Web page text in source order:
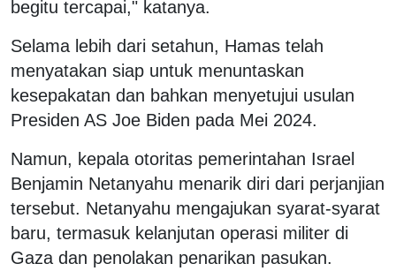
begitu tercapai," katanya.
Selama lebih dari setahun, Hamas telah
menyatakan siap untuk menuntaskan
kesepakatan dan bahkan menyetujui usulan
Presiden AS Joe Biden pada Mei 2024.
Namun, kepala otoritas pemerintahan Israel
Benjamin Netanyahu menarik diri dari perjanjian
tersebut. Netanyahu mengajukan syarat-syarat
baru, termasuk kelanjutan operasi militer di
Gaza dan penolakan penarikan pasukan.